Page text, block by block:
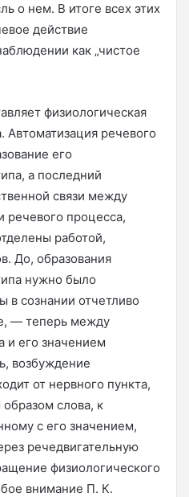
о нем. В итоге всех этих
действие
как „чистое
физиологическая
Автоматизация речевого
его
а последний
связи между
речевого процесса,
работой,
До, образования
нужно было
в сознании отчетливо
— теперь между
и его значением
возбуждение
от нервного пункта,
образом слова, к
с его значением,
речедвигательную
физиологического
внимание П. К.